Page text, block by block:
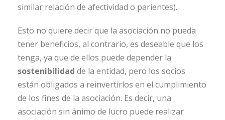
similar relación de afectividad o parientes).
Esto no quiere decir que la asociación no pueda
tener beneficios, al contrario, es deseable que los
tenga, ya que de ellos puede depender la
sostenibilidad de la entidad, pero los socios
están obligados a reinvertirlos en el cumplimiento
de los fines de la asociación. Es decir, una
asociación sin ánimo de lucro puede realizar